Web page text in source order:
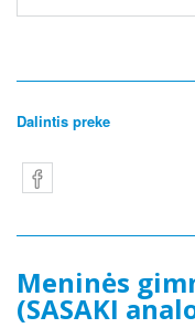
Dalintis preke
Meninės
(SASAKI